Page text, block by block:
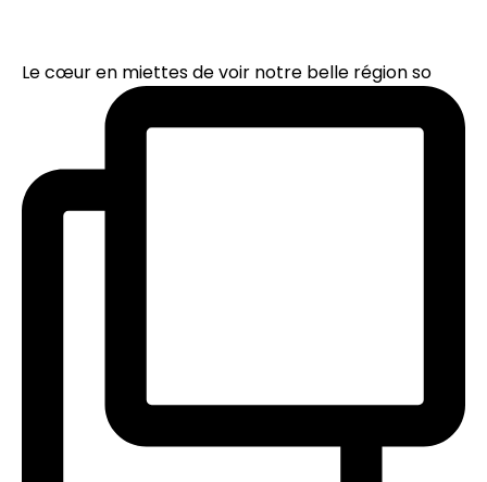
Le cœur en miettes de voir notre belle région so